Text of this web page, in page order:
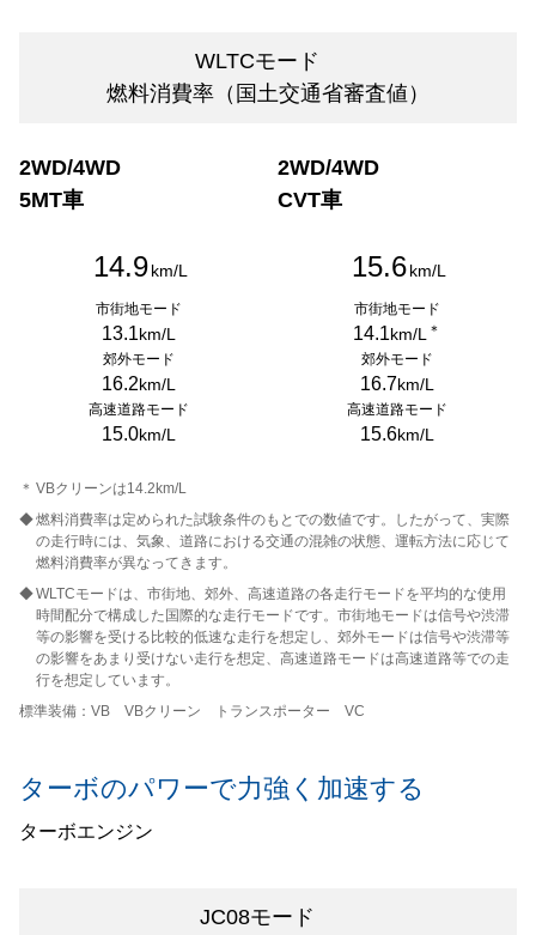
WLTCモード
燃料消費率（国土交通省審査値）
2WD/4WD
5MT車
14.9 km/L
市街地モード
13.1km/L
郊外モード
16.2km/L
高速道路モード
15.0km/L
2WD/4WD
CVT車
15.6 km/L
市街地モード
14.1km/L ＊
郊外モード
16.7km/L
高速道路モード
15.6km/L
＊ VBクリーンは14.2km/L
◆燃料消費率は定められた試験条件のもとでの数値です。したがって、実際
の走行時には、気象、道路における交通の混雑の状態、運転方法に応じて
燃料消費率が異なってきます。
◆WLTCモードは、市街地、郊外、高速道路の各走行モードを平均的な使用
時間配分で構成した国際的な走行モードです。市街地モードは信号や渋滞
等の影響を受ける比較的低速な走行を想定し、郊外モードは信号や渋滞等
の影響をあまり受けない走行を想定、高速道路モードは高速道路等での走
行を想定しています。
標準装備：VB VBクリーン トランスポーター VC
ターボのパワーで力強く加速する
ターボエンジン
JC08モード